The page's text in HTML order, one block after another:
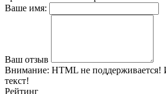
Ваше имя:
Ваш отзыв
Внимание: HTML не поддерживается!
текст!
Рейтинг